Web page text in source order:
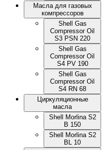
Масла для газовых
компрессоров
Shell Gas
Compressor Oil
S3 PSN 220
Shell Gas
Compressor Oil
S4 PV 190
Shell Gas
Compressor Oil
S4 RN 68
Циркуляционные
масла
Shell Morlina S2
B 150
Shell Morlina S2
BL 10